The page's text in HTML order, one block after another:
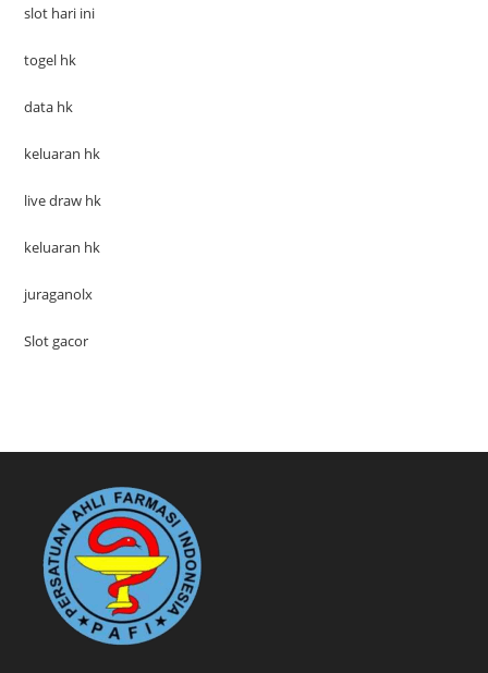
slot hari ini
togel hk
data hk
keluaran hk
live draw hk
keluaran hk
juraganolx
Slot gacor